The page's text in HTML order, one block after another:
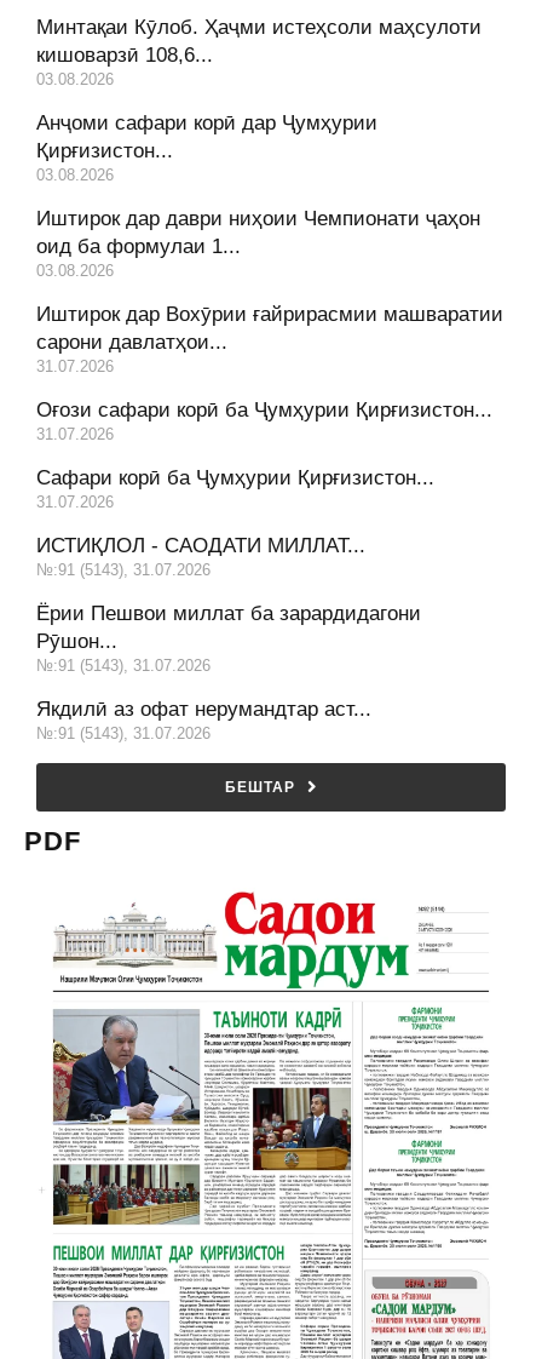
Минтақаи Кӯлоб. Ҳаҷми истеҳсоли маҳсулоти
кишоварзӣ 108,6...
03.08.2026
Анҷоми сафари корӣ дар Ҷумҳурии
Қирғизистон...
03.08.2026
Иштирок дар даври ниҳоии Чемпионати ҷаҳон
оид ба формулаи 1...
03.08.2026
Иштирок дар Вохӯрии ғайрирасмии машваратии
сарони давлатҳои...
31.07.2026
Оғози сафари корӣ ба Ҷумҳурии Қирғизистон...
31.07.2026
Сафари корӣ ба Ҷумҳурии Қирғизистон...
31.07.2026
ИСТИҚЛОЛ - САОДАТИ МИЛЛАТ...
№:91 (5143), 31.07.2026
Ёрии Пешвои миллат ба зарардидагони
Рӯшон...
№:91 (5143), 31.07.2026
Якдилӣ аз офат нерумандтар аст...
№:91 (5143), 31.07.2026
БЕШТАР
PDF